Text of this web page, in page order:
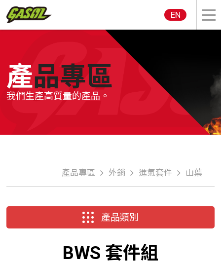
EN
產品專區
我們生產高質量的產品。
產品專區 外銷 進氣套件 山葉
產品類別
BWS 套件組